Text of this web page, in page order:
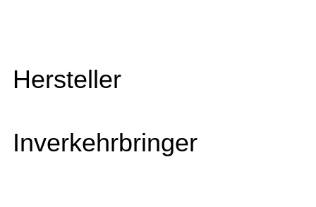
Hersteller
Inverkehrbringer